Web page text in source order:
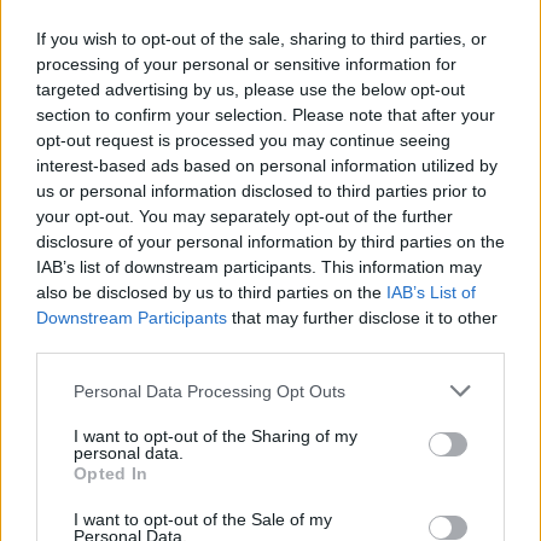
If you wish to opt-out of the sale, sharing to third parties, or
processing of your personal or sensitive information for
targeted advertising by us, please use the below opt-out
section to confirm your selection. Please note that after your
opt-out request is processed you may continue seeing
interest-based ads based on personal information utilized by
us or personal information disclosed to third parties prior to
your opt-out. You may separately opt-out of the further
disclosure of your personal information by third parties on the
IAB’s list of downstream participants. This information may
also be disclosed by us to third parties on the IAB’s List of
Downstream Participants that may further disclose it to other
Personal Data Processing Opt Outs
I want to opt-out of the Sharing of my
personal data.
Opted In
I want to opt-out of the Sale of my
Personal Data.
Arrestohet 73-vjeçari në
Krujë, ndezi zjarr për të
djegur barin dhe flakët u
përhapën drejt malit
Zjarri në Krujë përhapet
më tej, evakuohen
banorët e Barabit–Lluban,
raportohen shpërthime
armatimesh
i dyshuari për vrasjen e
20-vjeçarit në Korçë
në Divjakë, banorët djegin
teserat e PS-së dhe
kundërshtojnë bashkimin